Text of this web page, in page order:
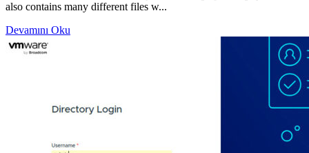
also contains many different files w...
Devamını Oku